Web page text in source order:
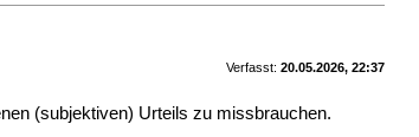
Verfasst: 20.05.2026, 22:37
(subjektiven) Urteils zu missbrauchen.